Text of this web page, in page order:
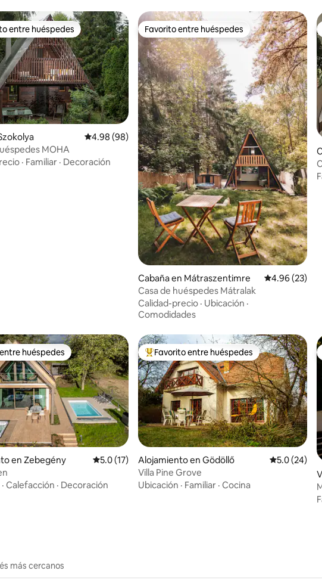
5.0 de 5, 9 reseñas
huéspedes preferido
entre huéspedes
Calificación promedio: 4.98 de 5, 98 reseñas
4.98 (98)
MOHA
· Familiar · Decoración
Favorito entre huéspedes
Favorito entre huéspedes
Cabaña en Mátraszentimre Calificación
4.96 (23)
Casa de huéspedes Mátralak
Calidad-precio · Ubicación ·
Comodidades
de 5, 21 reseñas
huéspedes
huéspedes
en Zebegény Calificación promedio: 5.0 de 5, 17 reseñas
5.0 (17)
· Calefacción · Decoración
Favorito entre huéspedes preferido
Favorito entre huéspedes
Alojamiento en Gödöllő Calificación
5.0 (24)
Villa Pine Grove
Ubicación · Familiar · Cocina
más cercanos